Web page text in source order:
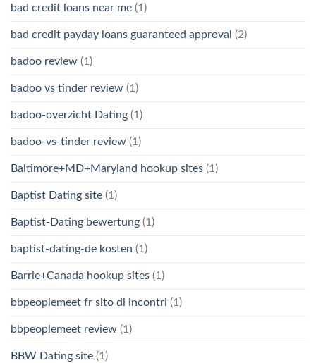
bad credit loans near me (1)
bad credit payday loans guaranteed approval (2)
badoo review (1)
badoo vs tinder review (1)
badoo-overzicht Dating (1)
badoo-vs-tinder review (1)
Baltimore+MD+Maryland hookup sites (1)
Baptist Dating site (1)
Baptist-Dating bewertung (1)
baptist-dating-de kosten (1)
Barrie+Canada hookup sites (1)
bbpeoplemeet fr sito di incontri (1)
bbpeoplemeet review (1)
BBW Dating site (1)